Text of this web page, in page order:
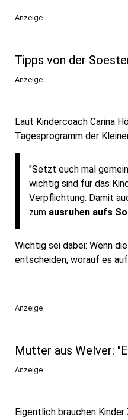
Anzeige
Tipps von der
Anzeige
Laut Kindercoach Carina
Tagesprogramm der
"Setzt euch mal
wichtig sind für das
Verpflichtung. Damit
zum ausruhen aufs
Wichtig sei dabei: Wenn
entscheiden, worauf es
Anzeige
Mutter aus Welver:
Anzeige
Eigentlich brauchen